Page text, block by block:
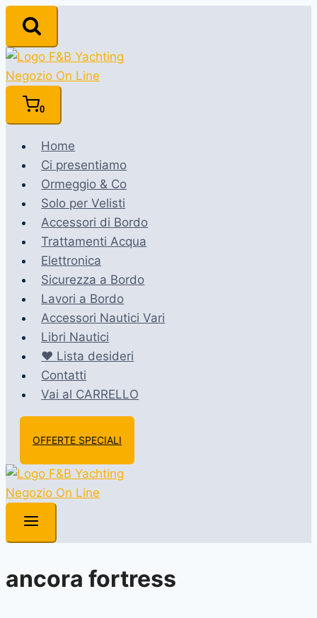
Salta
contenuto
0
Home
Ci presentiamo
Ormeggio & Co
Solo per Velisti
Accessori di Bordo
Trattamenti Acqua
Elettronica
Sicurezza a Bordo
Lavori a Bordo
Accessori Nautici Vari
Libri Nautici
❤️ Lista desideri
Contatti
Vai al CARRELLO
OFFERTE SPECIALI
ancora fortress